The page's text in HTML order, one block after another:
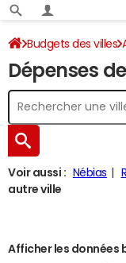
Budgets des villes
Dépenses
Voir aussi : Nébias
autre ville
Afficher les données